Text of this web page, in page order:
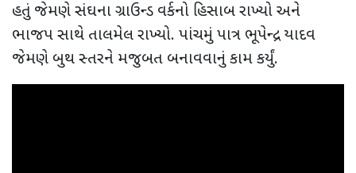
હતું જેમણે સંઘના ગ્રાઉન્ડ વર્કનો હિસાબ રાખ્યો અને
ભાજપ સાથે તાલમેલ રાખ્યો. પાંચમું પાત્ર ભૂપેન્દ્ર યાદવ
જેમણે બુથ સ્તરને મજુબત બનાવવાનું કામ કર્યું.